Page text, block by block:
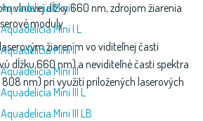
Aquadelicia Mini I
Aquadelicia Mini I L
Aquadelicia Mini II
Aquadelicia Mini III
Aquadelicia Mini III L
Aquadelicia Mini III LB
vlnovej dĺžky 660 nm, zdrojom žiarenia
moduly
žiarením vo viditeľnej časti
dĺžku 660 nm) a neviditeľné časti spektra
nm) pri využití priložených laserových